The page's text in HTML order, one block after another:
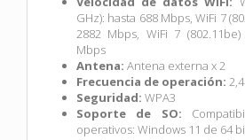
GHz): hasta 688 Mbps,WiFi 7
2882 Mbps, WiFi 7
Mbps
Antena: Antena externa x 2
Frecuencia de operación:
Seguridad: WPA3
Soporte de SO:
operativos: Windows 11 de 64